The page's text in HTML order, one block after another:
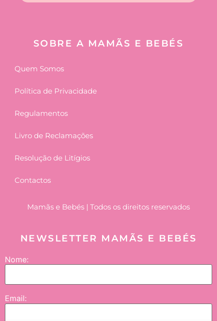
SOBRE A MAMÃS E BEBÉS
Quem Somos
Política de Privacidade
Regulamentos
Livro de Reclamações
Resolução de Litígios
Contactos
Mamãs e Bebés | Todos os direitos reservados
NEWSLETTER MAMÃS E BEBÉS
Nome:
Email: